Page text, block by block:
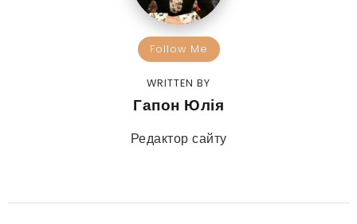
Follow Me
WRITTEN BY
Гапон Юлія
Редактор сайту